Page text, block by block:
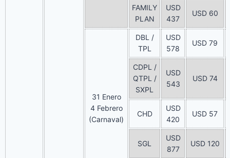
FAMILY
PLAN
USD
437
USD 60
31 Enero
4 Febrero
(Carnaval)
DBL /
TPL
USD
578
USD 79
CDPL /
QTPL /
SXPL
USD
543
USD 74
CHD
USD
420
USD 57
SGL
USD
877
USD 120